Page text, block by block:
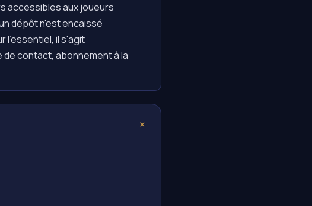
accessibles aux joueurs
dépôt n'est encaissé
l'essentiel, il s'agit
contact, abonnement à la